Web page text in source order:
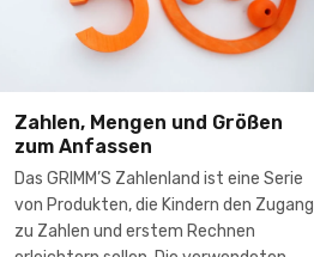
Zahlen, Mengen und Größen
zum Anfassen
Das GRIMM’S Zahlenland ist eine Serie
von Produkten, die Kindern den Zugang
zu Zahlen und erstem Rechnen